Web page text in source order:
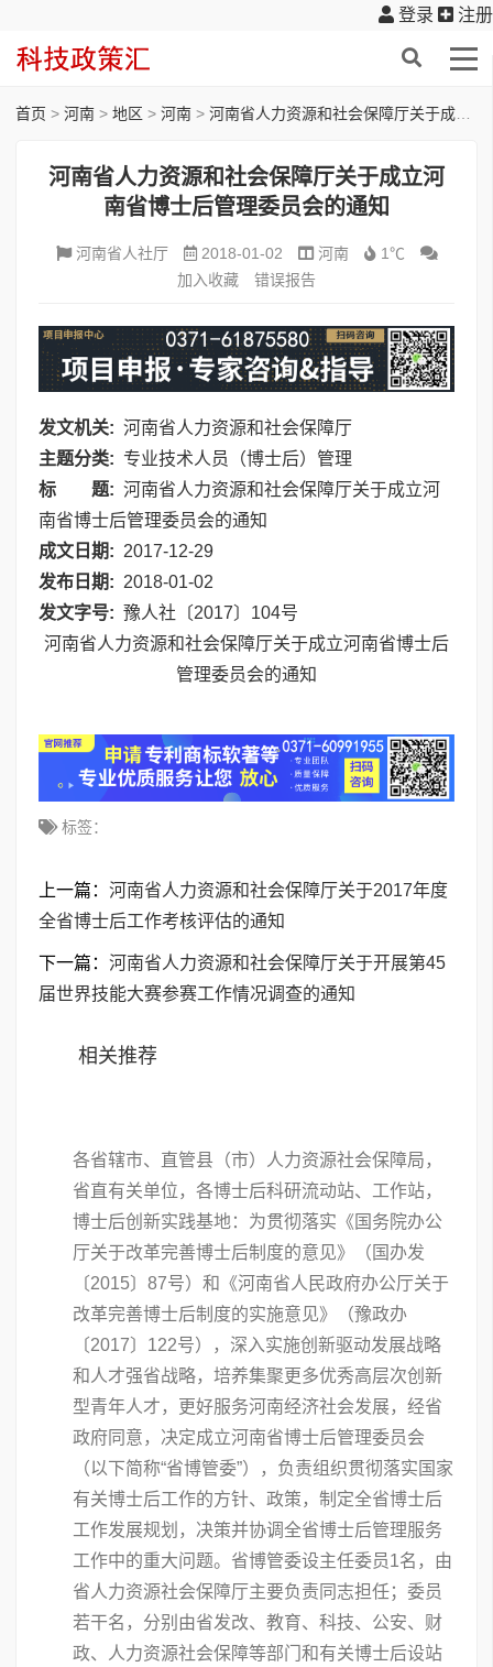
登录 注册
首页 > 河南 > 地区 > 河南 > 河南省人力资源和社会保障厅关于成立河南省博士后管理委员会的通知
河南省人力资源和社会保障厅关于成立河
南省博士后管理委员会的通知
河南省人社厅 2018-01-02 河南
1℃
加入收藏
错误报告
发文机关: 河南省人力资源和社会保障厅
主题分类: 专业技术人员（博士后）管理
标 题: 河南省人力资源和社会保障厅关于成立河
南省博士后管理委员会的通知
成文日期: 2017-12-29
发布日期: 2018-01-02
发文字号: 豫人社〔2017〕104号
河南省人力资源和社会保障厅关于成立河南省博士后
管理委员会的通知
标签：
上一篇： 河南省人力资源和社会保障厅关于2017年度
全省博士后工作考核评估的通知
下一篇： 河南省人力资源和社会保障厅关于开展第45
届世界技能大赛参赛工作情况调查的通知
相关推荐
各省辖市、直管县（市）人力资源社会保障局，
省直有关单位，各博士后科研流动站、工作站，
博士后创新实践基地：为贯彻落实《国务院办公
厅关于改革完善博士后制度的意见》（国办发
〔2015〕87号）和《河南省人民政府办公厅关于
改革完善博士后制度的实施意见》（豫政办
〔2017〕122号），深入实施创新驱动发展战略
和人才强省战略，培养集聚更多优秀高层次创新
型青年人才，更好服务河南经济社会发展，经省
政府同意，决定成立河南省博士后管理委员会
（以下简称“省博管委”），负责组织贯彻落实国家
有关博士后工作的方针、政策，制定全省博士后
工作发展规划，决策并协调全省博士后管理服务
工作中的重大问题。省博管委设主任委员1名，由
省人力资源社会保障厅主要负责同志担任；委员
若干名，分别由省发改、教育、科技、公安、财
政、人力资源社会保障等部门和有关博士后设站